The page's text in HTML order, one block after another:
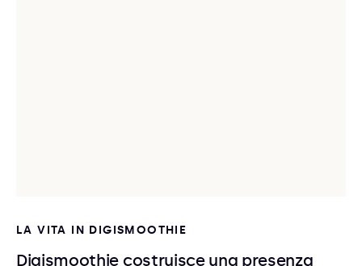
LA VITA IN DIGISMOOTHIE
Digismoothie costruisce una presenza